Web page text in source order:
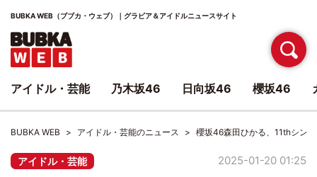
BUBKA WEB（ブブカ・ウェブ）｜グラビア＆アイドルニュースサイト
BUBKA WEB アイドル・芸能のニュース 櫻坂46森田ひかる、11thシン
アイドル・芸能 2025-01-20 01:25
アイドル・芸能 乃木坂46 日向坂46 櫻坂46